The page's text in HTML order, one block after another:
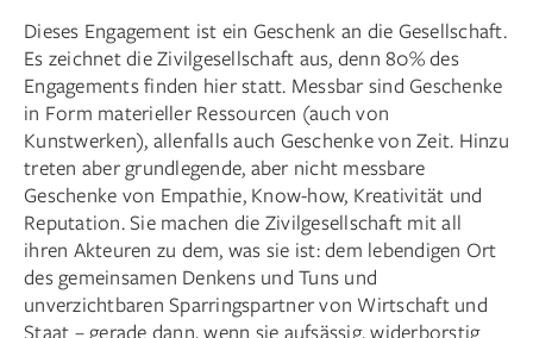
Dieses Engagement ist ein Geschenk an die Gesellschaft.
Es zeichnet die Zivilgesellschaft aus, denn 80% des
Engagements finden hier statt. Messbar sind Geschenke
in Form materieller Ressourcen (auch von
Kunstwerken), allenfalls auch Geschenke von Zeit. Hinzu
treten aber grundlegende, aber nicht messbare
Geschenke von Empathie, Know-how, Kreativität und
Reputation. Sie machen die Zivilgesellschaft mit all
ihren Akteuren zu dem, was sie ist: dem lebendigen Ort
des gemeinsamen Denkens und Tuns und
unverzichtbaren Sparringspartner von Wirtschaft und
Staat – gerade dann, wenn sie aufsässig, widerborstig